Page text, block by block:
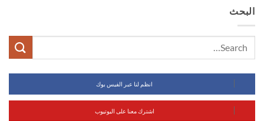
البحث
انظم لنا عبر الفيس بوك
اشترك معنا على اليوتيوب